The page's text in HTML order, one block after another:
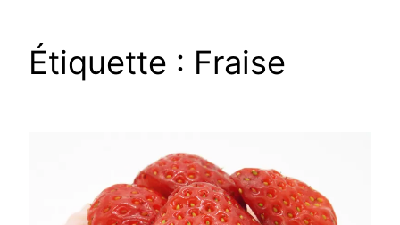
Étiquette : Fraise